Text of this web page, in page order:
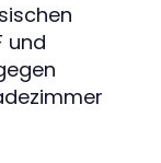
und